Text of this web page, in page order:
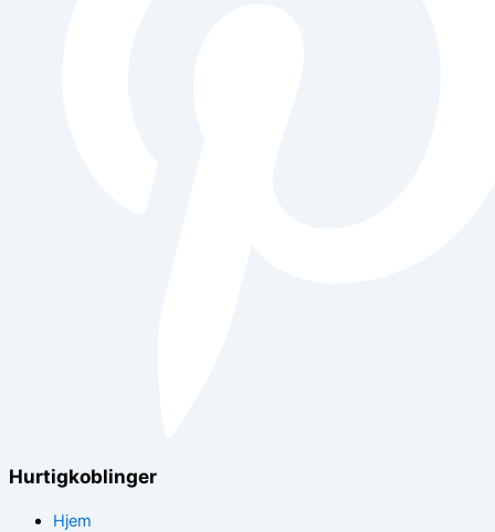
Hurtigkoblinger
Hjem